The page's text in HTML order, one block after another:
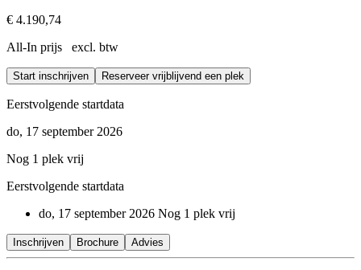
€ 4.190,74
All-In prijs excl. btw
Start inschrijven Reserveer vrijblijvend een plek
Eerstvolgende startdata
do, 17 september 2026
Nog 1 plek vrij
Eerstvolgende startdata
do, 17 september 2026 Nog 1 plek vrij
Inschrijven Brochure Advies